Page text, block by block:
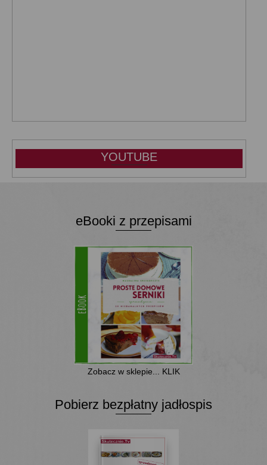
YOUTUBE
eBooki z przepisami
Zobacz w sklepie... KLIK
Pobierz bezpłatny jadłospis